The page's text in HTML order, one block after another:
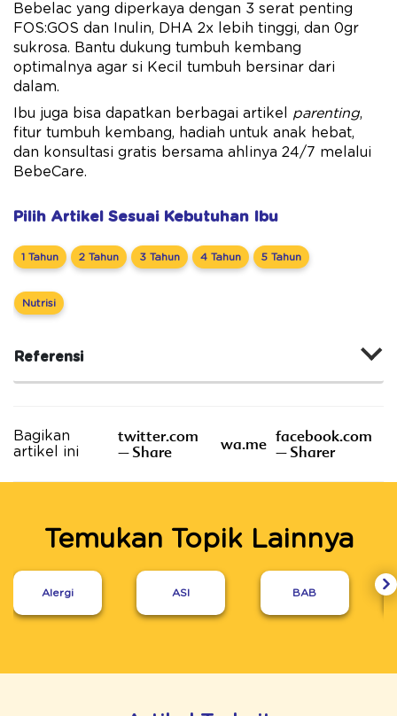
Bebelac yang diperkaya dengan 3 serat penting
FOS:GOS dan Inulin, DHA 2x ​lebih tinggi, dan 0gr
sukrosa. Bantu dukung tumbuh kembang
optimalnya agar si Kecil tumbuh bersinar dari
dalam.
Ibu juga bisa dapatkan berbagai artikel parenting,
fitur tumbuh kembang, hadiah untuk anak hebat,
dan konsultasi gratis bersama ahlinya 24/7 melalui
BebeCare.
Pilih Artikel Sesuai Kebutuhan Ibu
1 Tahun 2 Tahun 3 Tahun 4 Tahun 5 Tahun
Nutrisi
Referensi
Bagikan
artikel ini
twitter.com
– Share
wa.me facebook.com
– Sharer
Temukan Topik Lainnya
Alergi ASI BAB